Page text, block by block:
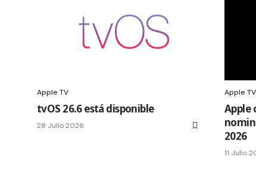
Apple TV
tvOS 26.6 está disponible
28 Julio 2026
Apple
Apple
2026
11 Julio